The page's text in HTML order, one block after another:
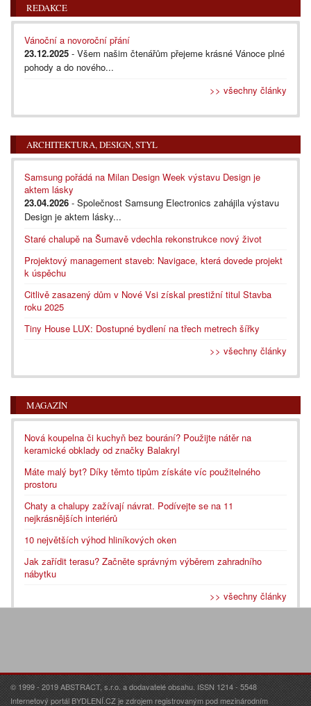
REDAKCE
Vánoční a novoroční přání
23.12.2025 - Všem našim čtenářům přejeme krásné Vánoce plné
pohody a do nového...
>> všechny články
ARCHITEKTURA, DESIGN, STYL
Samsung pořádá na Milan Design Week výstavu Design je
aktem lásky
23.04.2026 - Společnost Samsung Electronics zahájila výstavu
Design je aktem lásky...
Staré chalupě na Šumavě vdechla rekonstrukce nový život
Projektový management staveb: Navigace, která dovede projekt
k úspěchu
Citlivě zasazený dům v Nové Vsi získal prestižní titul Stavba
roku 2025
Tiny House LUX: Dostupné bydlení na třech metrech šířky
>> všechny články
MAGAZÍN
Nová koupelna či kuchyň bez bourání? Použijte nátěr na
keramické obklady od značky Balakryl
Máte malý byt? Díky těmto tipům získáte víc použitelného
prostoru
Chaty a chalupy zažívají návrat. Podívejte se na 11
nejkrásnějších interiérů
10 největších výhod hliníkových oken
Jak zařídit terasu? Začněte správným výběrem zahradního
nábytku
>> všechny články
© 1999 - 2019 ABSTRACT, s.r.o. a dodavatelé obsahu. ISSN 1214 - 5548
Internetový portál BYDLENÍ.CZ je zdrojem registrovaným pod mezinárodním